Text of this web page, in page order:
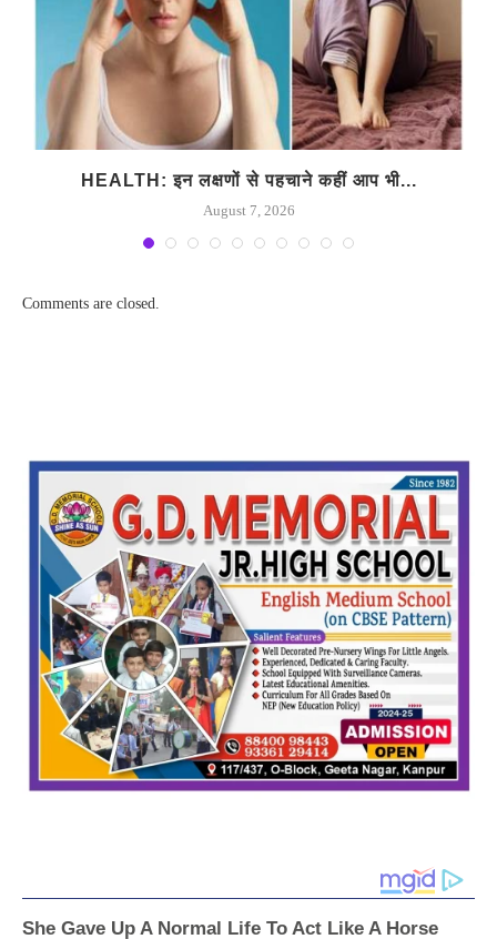
HEALTH: इन लक्षणों से पहचाने कहीं आप भी...
August 7, 2026
Comments are closed.